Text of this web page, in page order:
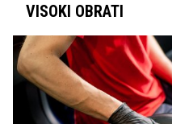
VISOKI OBRATI